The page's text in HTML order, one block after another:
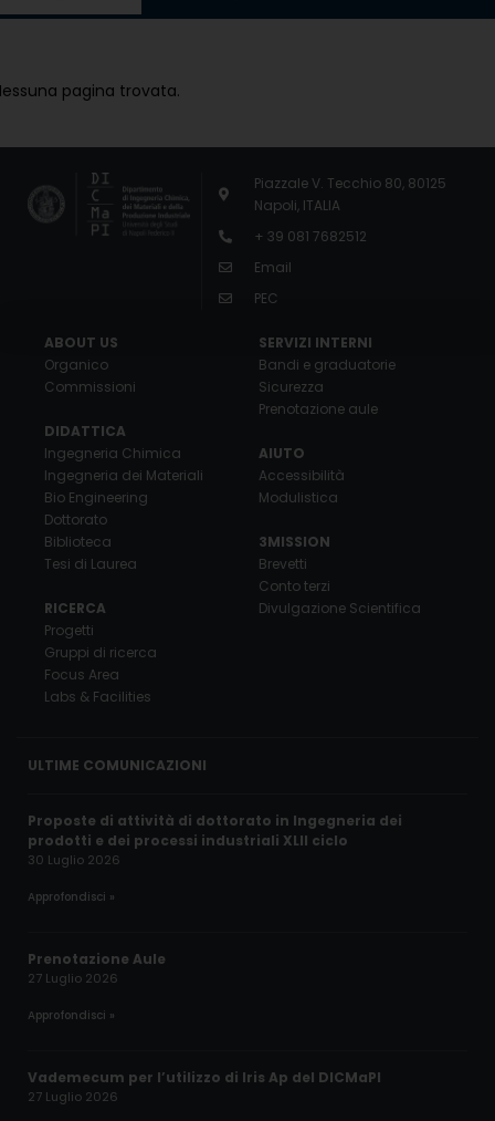
pagina trovata.
Piazzale V. Tecchio 80, 80125
Napoli, ITALIA
+ 39 081 7682512
Email
PEC
ABOUT US
Organico
Commissioni
DIDATTICA
Ingegneria Chimica
Ingegneria dei Materiali
Bio Engineering
Dottorato
Biblioteca
Tesi di Laurea
RICERCA
Progetti
Gruppi di ricerca
Focus Area
Labs & Facilities
SERVIZI INTERNI
Bandi e graduatorie
Sicurezza
Prenotazione aule
AIUTO
Accessibilità
Modulistica
3MISSION
Brevetti
Conto terzi
Divulgazione Scientifica
ULTIME COMUNICAZIONI
Proposte di attività di dottorato in Ingegneria dei
prodotti e dei processi industriali XLII ciclo
30 Luglio 2026
Approfondisci »
Prenotazione Aule
27 Luglio 2026
Approfondisci »
Vademecum per l’utilizzo di Iris Ap del DICMaPI
27 Luglio 2026